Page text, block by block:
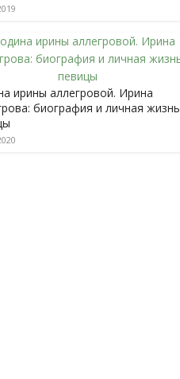
ирины аллегровой. Ирина
биография и личная жизнь